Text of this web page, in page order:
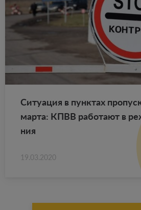
Си­ту­а­ция в пунк­тах
марта: КПВВ ра­бо­та­ют в
ния
19.03.2020